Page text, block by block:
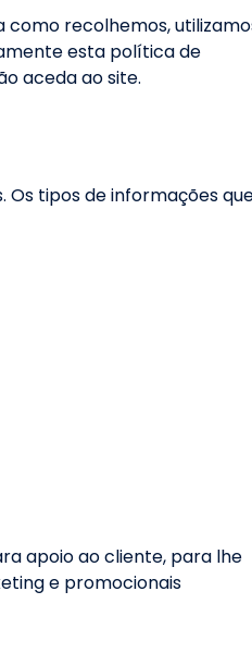
como recolhemos,
esta política de
aceda ao site.
Os tipos de informações
apoio ao cliente, para lhe
e promocionais